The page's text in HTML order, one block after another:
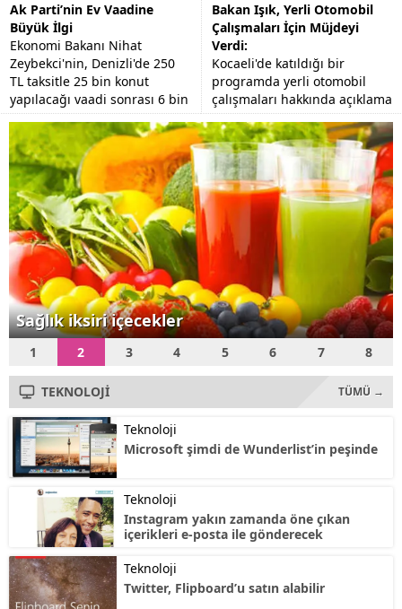
Ak Parti’nin Ev Vaadine
Büyük İlgi
Ekonomi Bakanı Nihat
Zeybekci'nin, Denizli'de 250
TL taksitle 25 bin konut
yapılacağı vaadi sonrası 6 bin
kişi başvuru yaptı.
Bakan Işık, Yerli Otomobil
Çalışmaları İçin Müjdeyi
Verdi:
Kocaeli'de katıldığı bir
programda yerli otomobil
çalışmaları hakkında açıklama
yapan Bilim Sanayi ve
Teknoloji Bakanı Fikri Işık,
"Özellikle menzili...
Sağlık iksiri içecekler
1 2 3 4 5 6 7 8
TEKNOLOJİ TÜMÜ →
Teknoloji
Microsoft şimdi de Wunderlist’in peşinde
Teknoloji
Instagram yakın zamanda öne çıkan
içerikleri e-posta ile gönderecek
Teknoloji
Twitter, Flipboard’u satın alabilir